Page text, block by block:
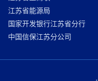
江苏省能源局
国家开发银行江苏省分行
中国信保江苏分公司